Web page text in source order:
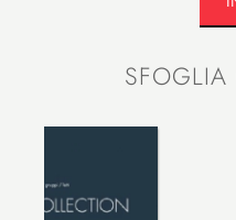
SFOGLIA